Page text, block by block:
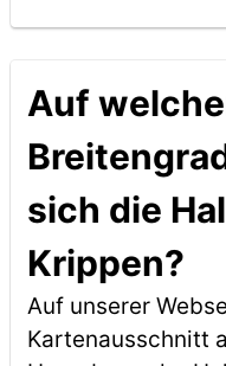
Auf
sich die
Krippen?
Auf unserer
Kartenausschnitt